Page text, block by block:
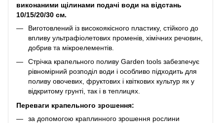
виконаними щілинами подачі води на відстань
10/15/20/30 см.
Виготовлений із високоякісного пластику, стійкого до
впливу ультрафіолетових променів, хімічних речовин,
добрив та мікроелементів.
Стрічка крапельного поливу Garden tools забезпечує
рівномірний розподіл води і особливо підходить для
поливу овочевих, фруктових і квіткових культур як у
відкритому грунті, так і в теплицях.
Переваги крапельного зрошення:
за допомогою краплинного зрошення рослини